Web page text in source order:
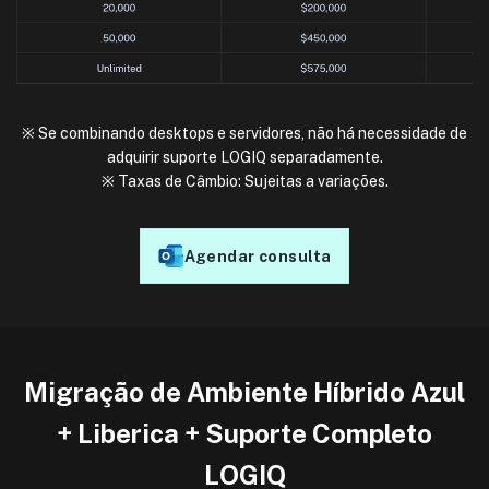
※ Se combinando desktops e servidores, não há necessidade de
adquirir suporte LOGIQ separadamente.
※ Taxas de Câmbio: Sujeitas a variações.
Agendar consulta
Migração de Ambiente Híbrido Azul
+ Liberica + Suporte Completo
LOGIQ